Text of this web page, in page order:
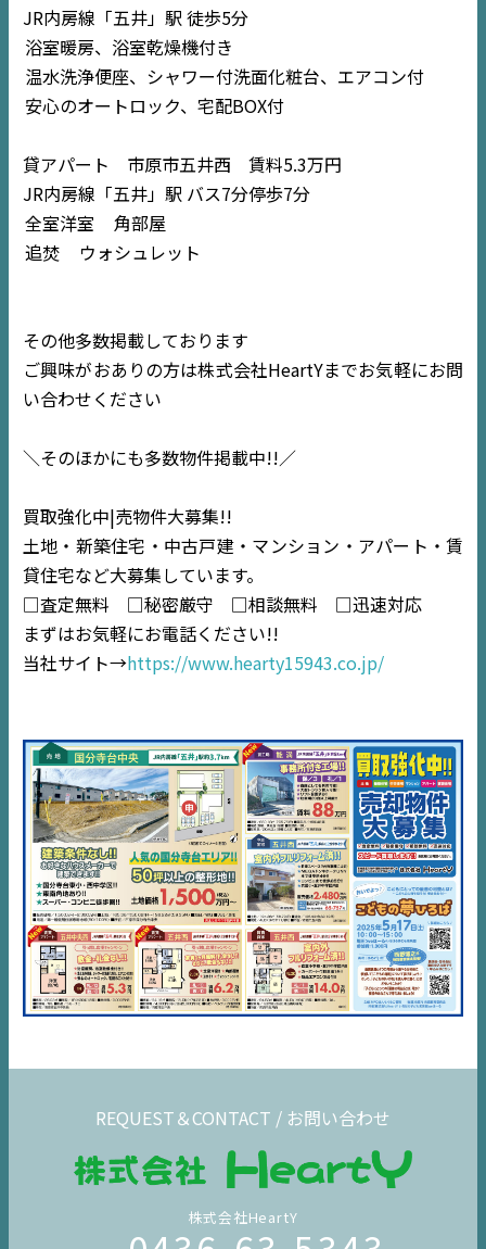
NEWS
EVENT
市原エリア
千葉
内房エリア
デジタルサイネージ
不動産一括査定
JR内房線「五井」駅 徒歩5分
浴室暖房、浴室乾燥機付き
温水洗浄便座、シャワー付洗面化粧台、エアコン付
安心のオートロック、宅配BOX付
貸アパート 市原市五井西 賃料5.3万円
JR内房線「五井」駅 バス7分停歩7分
全室洋室 角部屋
追焚
ウォシュレット
その他多数掲載しております
ご興味がおありの方は株式会社HeartYまでお気軽にお問
い合わせください
＼そのほかにも多数物件掲載中!!／
買取強化中|売物件大募集!!
土地・新築住宅・中古戸建・マンション・アパート・賃
貸住宅など大募集しています。
□査定無料 □秘密厳守 □相談無料 □迅速対応
まずはお気軽にお電話ください!!
当社サイト→https://www.hearty15943.co.jp/
REQUEST＆CONTACT / お問い合わせ
株式会社HeartY